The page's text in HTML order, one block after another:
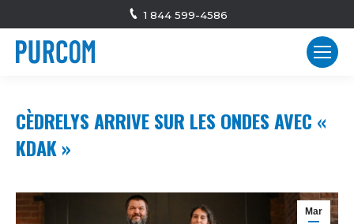
1 844 599-4586
CÈDRELYS ARRIVE SUR LES ONDES AVEC «
KDAK »
Mar